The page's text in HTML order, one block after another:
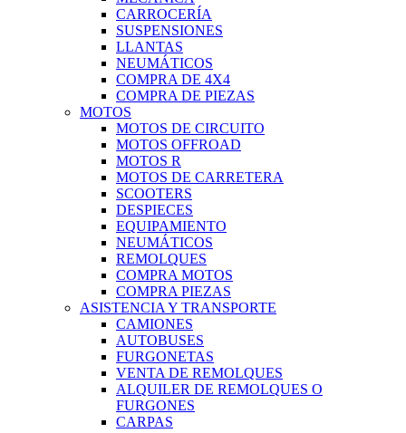
CARROCERÍA
SUSPENSIONES
LLANTAS
NEUMÁTICOS
COMPRA DE 4X4
COMPRA DE PIEZAS
MOTOS
MOTOS DE CIRCUITO
MOTOS OFFROAD
MOTOS R
MOTOS DE CARRETERA
SCOOTERS
DESPIECES
EQUIPAMIENTO
NEUMÁTICOS
REMOLQUES
COMPRA MOTOS
COMPRA PIEZAS
ASISTENCIA Y TRANSPORTE
CAMIONES
AUTOBUSES
FURGONETAS
VENTA DE REMOLQUES
ALQUILER DE REMOLQUES O
FURGONES
CARPAS